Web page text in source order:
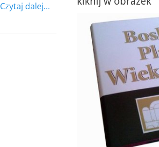
Czytaj dalej…